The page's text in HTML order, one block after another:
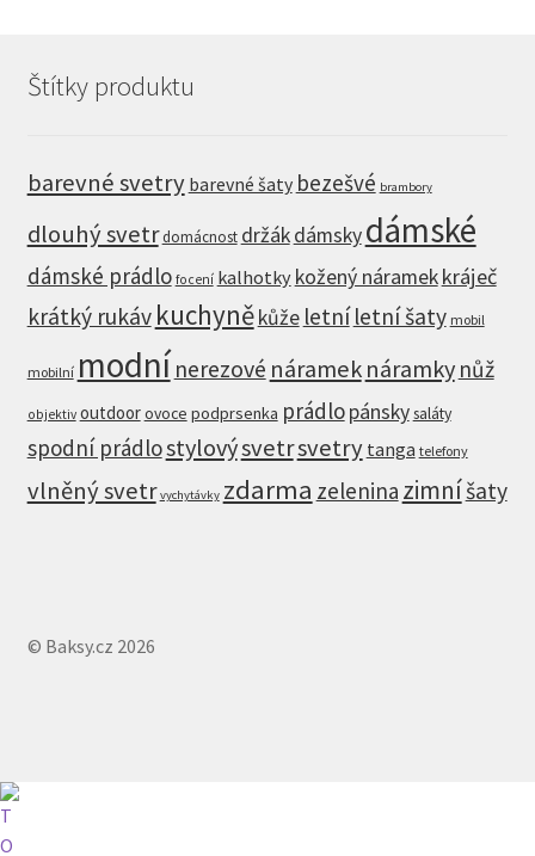
Štítky produktu
barevné svetry barevné šaty bezešvé brambory
dlouhý svetr domácnost držákdámskydámské
dámské prádlo focení kalhotky kožený náramekkráječ
krátký rukáv kuchyněkůže letní letní šaty mobil
mobilní modní nerezové náramek náramky nůž
objektiv outdoorovoce podprsenka prádlopánskysaláty
spodní prádlostylovýsvetrsvetry tanga telefony
vlněný svetr vychytávky zdarma zelenina zimníšaty
© Baksy.cz 2026